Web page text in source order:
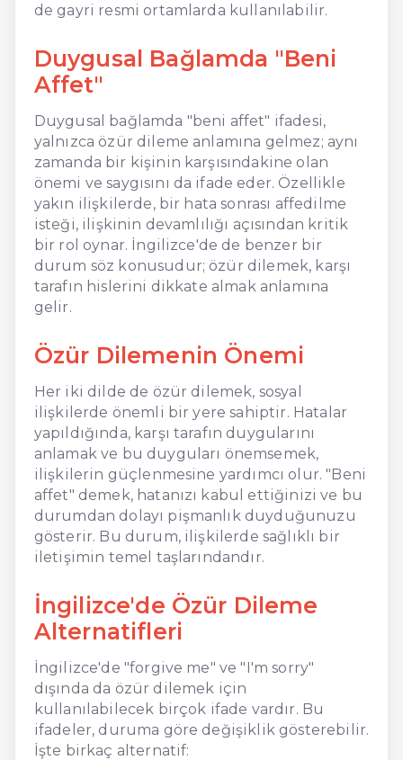
de gayri resmi ortamlarda kullanılabilir.
Duygusal Bağlamda "Beni
Affet"
Duygusal bağlamda "beni affet" ifadesi,
yalnızca özür dileme anlamına gelmez; aynı
zamanda bir kişinin karşısındakine olan
önemi ve saygısını da ifade eder. Özellikle
yakın ilişkilerde, bir hata sonrası affedilme
isteği, ilişkinin devamlılığı açısından kritik
bir rol oynar. İngilizce'de de benzer bir
durum söz konusudur; özür dilemek, karşı
tarafın hislerini dikkate almak anlamına
gelir.
Özür Dilemenin Önemi
Her iki dilde de özür dilemek, sosyal
ilişkilerde önemli bir yere sahiptir. Hatalar
yapıldığında, karşı tarafın duygularını
anlamak ve bu duyguları önemsemek,
ilişkilerin güçlenmesine yardımcı olur. "Beni
affet" demek, hatanızı kabul ettiğinizi ve bu
durumdan dolayı pişmanlık duyduğunuzu
gösterir. Bu durum, ilişkilerde sağlıklı bir
iletişimin temel taşlarındandır.
İngilizce'de Özür Dileme
Alternatifleri
İngilizce'de "forgive me" ve "I'm sorry"
dışında da özür dilemek için
kullanılabilecek birçok ifade vardır. Bu
ifadeler, duruma göre değişiklik gösterebilir.
İşte birkaç alternatif: